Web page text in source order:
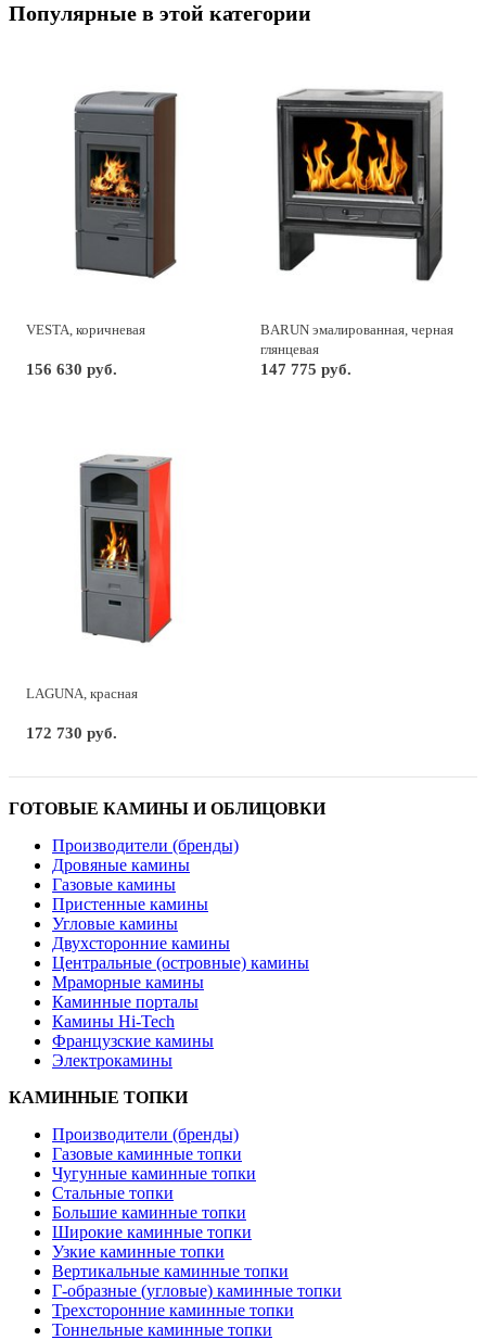
Популярные в этой категории
VESTA, коричневая
156 630 руб.
BARUN эмалированная, черная
глянцевая
147 775 руб.
LAGUNA, красная
172 730 руб.
ГОТОВЫЕ КАМИНЫ И ОБЛИЦОВКИ
Производители (бренды)
Дровяные камины
Газовые камины
Пристенные камины
Угловые камины
Двухсторонние камины
Центральные (островные) камины
Мраморные камины
Каминные порталы
Камины Hi-Tech
Французские камины
Электрокамины
КАМИННЫЕ ТОПКИ
Производители (бренды)
Газовые каминные топки
Чугунные каминные топки
Стальные топки
Большие каминные топки
Широкие каминные топки
Узкие каминные топки
Вертикальные каминные топки
Г-образные (угловые) каминные топки
Трехсторонние каминные топки
Тоннельные каминные топки